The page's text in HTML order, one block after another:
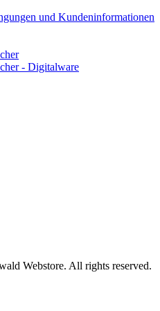
und Kundeninformationen
- Digitalware
Webstore. All rights reserved.